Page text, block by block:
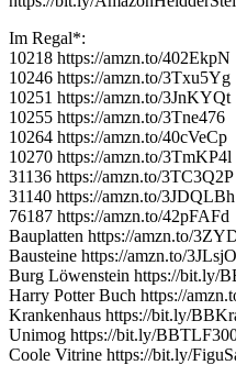
Im Regal*:
10218 https://amzn.to/402EkpN
10246 https://amzn.to/3Txu5Yg
10251 https://amzn.to/3JnKYQt
10255 https://amzn.to/3Tne476
10264 https://amzn.to/40cVeCp
10270 https://amzn.to/3TmKP4l
31136 https://amzn.to/3TC3Q2P
31140 https://amzn.to/3JDQLBh
76187 https://amzn.to/42pFAFd
Bauplatten https://amzn.to/
Bausteine https://amzn.to/
Burg Löwenstein https://bit.ly/
Harry Potter Buch https://
Krankenhaus https://bit.ly/
Unimog https://bit.ly/
Coole Vitrine https://bit.ly/